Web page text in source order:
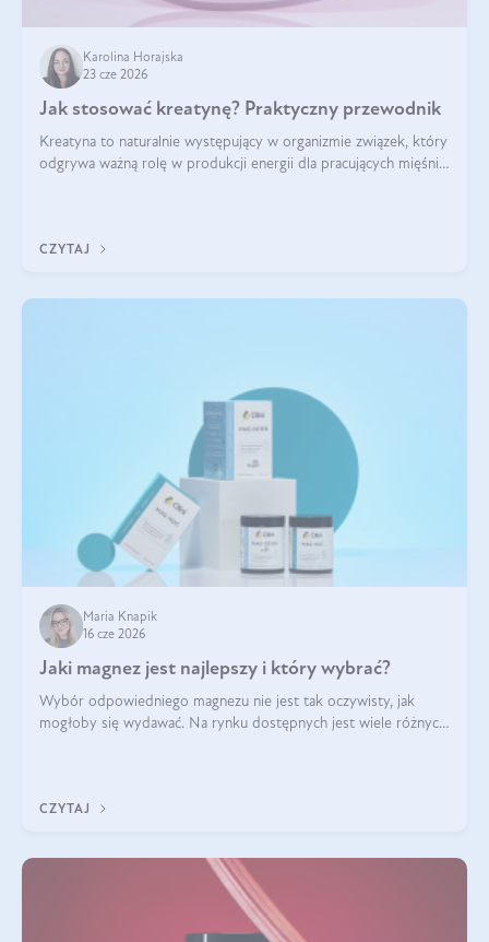
Karolina Horajska
23 cze 2026
Jak stosować kreatynę? Praktyczny przewodnik
Kreatyna to naturalnie występujący w organizmie związek, który
odgrywa ważną rolę w produkcji energii dla pracujących mięśni.
CZYTAJ
Maria Knapik
16 cze 2026
Jaki magnez jest najlepszy i który wybrać?
Wybór odpowiedniego magnezu nie jest tak oczywisty, jak
mogłoby się wydawać. Na rynku dostępnych jest wiele różnych
CZYTAJ